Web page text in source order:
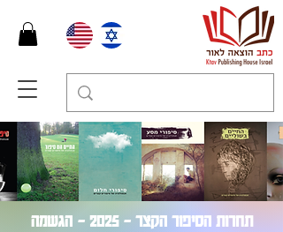
תחרות הסיפור הקצר – 2025 - הגשמה